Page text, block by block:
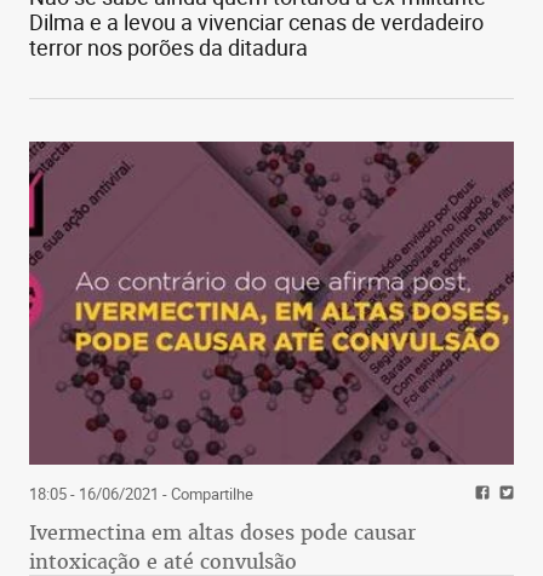
Dilma e a levou a vivenciar cenas de verdadeiro
terror nos porões da ditadura
18:05 - 16/06/2021 - Compartilhe
Ivermectina em altas doses pode causar
intoxicação e até convulsão